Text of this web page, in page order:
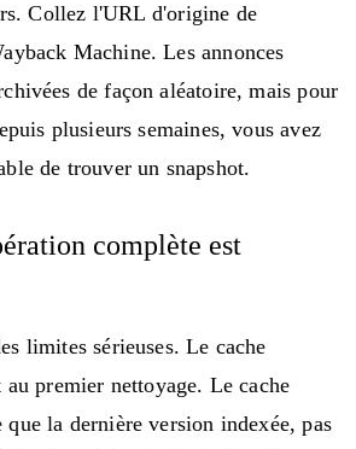
Collez l'URL d'origine de
Machine. Les annonces
de façon aléatoire, mais pour
plusieurs semaines, vous avez
de trouver un snapshot.
complète est
limites sérieuses. Le cache
premier nettoyage. Le cache
que la dernière version indexée, pas